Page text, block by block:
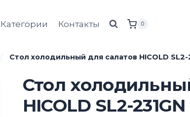
Категории Контакты 0
/ Стол холодильный для салатов HICOLD SL2-
Стол
HICOLD SL2-231GN